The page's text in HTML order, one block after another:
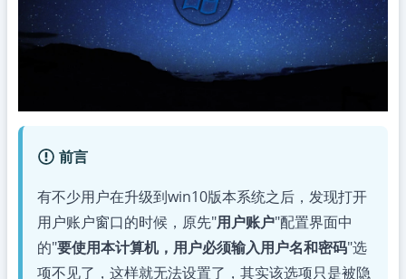
前言
有不少用户在升级到win10版本系统之后，发现打开
用户账户窗口的时候，原先"用户账户"配置界面中
的"要使用本计算机，用户必须输入用户名和密码"选
项不见了，这样就无法设置了，其实该选项只是被隐